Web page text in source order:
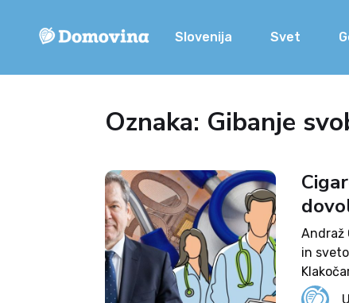
Slovenija Svet
Oznaka: Gibanje
Andraž
in
da bo